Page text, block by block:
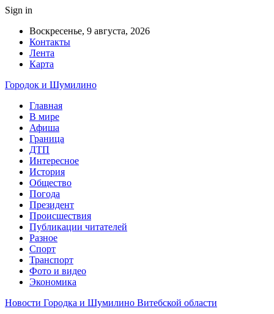
Sign in
Воскресенье, 9 августа, 2026
Контакты
Лента
Карта
Городок и Шумилино
Главная
В мире
Афиша
Граница
ДТП
Интересное
История
Общество
Погода
Президент
Происшествия
Публикации читателей
Разное
Спорт
Транспорт
Фото и видео
Экономика
Новости Городка и Шумилино Витебской области